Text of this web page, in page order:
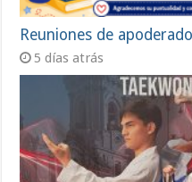
Reuniones de
5 días atrás